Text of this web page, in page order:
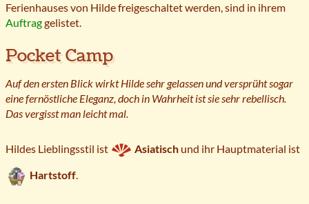
Ferienhauses von Hilde freigeschaltet werden, sind in ihrem
Auftraggelistet.
Pocket Camp
Auf den ersten Blick wirkt Hilde sehr gelassen und versprüht sogar
eine fernöstliche Eleganz, doch in Wahrheit ist sie sehr rebellisch.
Das vergisst man leicht mal.
Hildes Lieblingsstil ist Asiatisch und ihr Hauptmaterial ist
Hartstoff.